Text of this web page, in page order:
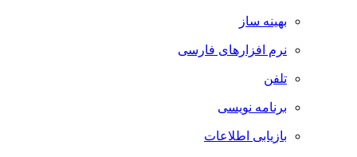
بهینه ساز
نرم افزارهای فارسی
تلفن
برنامه نویسی
بازیابی اطلاعات